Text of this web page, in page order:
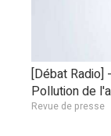
[Débat Radio]
Pollution de
Revue de presse